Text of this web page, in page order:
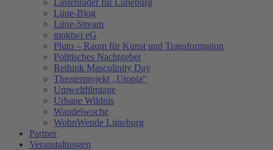
Lastenräder für Lüneburg
Lüne-Blog
Lüne-Stream
moktwi eG
Pluto – Raum für Kunst und Transformation
Politisches Nachtgebet
Rethink Masculinity Day
Theaterprojekt „Utopia“
Umweltfilmtage
Urbane Wildnis
Wandelwoche
WohnWende Lüneburg
Partner
Veranstaltungen